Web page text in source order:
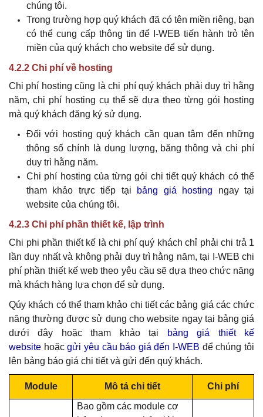
chúng tôi.
Trong trường hợpquý khách đã có tên miền riêng, bạn
có thể cung cấp thông tin để I-WEB tiến hành trỏ tên
miền của quý khách cho website để sử dụng.
4.2.2 Chi phí về hosting
Chi phí hosting cũng là chi phí quý khách phải duy trì hằng
năm, chi phí hosting cụ thể sẽ dựa theo từng gói hosting
mà quý khách đăng ký sử dụng.
Đối với hosting quý khách cần quan tâm đến những
thông số chính là dung lượng, băng thông và chi phí
duy trì hằng năm.
Chi phí hosting của từng gói chi tiếtquý khách có thể
tham khảo trực tiếp tại
bảng giá hosting ngay tại
website của chúng tôi.
4.2.3 Chi phí phần thiết kế, lập trình
Chi phi phần thiết kế là chi phí quý khách chỉ phải chi trả 1
lần duy nhất và không phải duy trì hằng năm, tại I-WEB chi
phí phần thiết kế web theo yêu cầu sẽ dựa theo chức năng
mà khách hàng lựa chọn để sử dụng.
Qúy khách có thể tham khảo chi tiết các bảng giá các chức
năng thường được sử dụng cho website ngay tại bảng giá
dưới đây hoặc tham khảotại
bảng giá thiết kế
website hoặcgửi yêu cầu báo giá đến I-WEB để chúng tôi
lên bảng báo giá chi tiết và gửi đến quý khách.
Module Mô tả chi tiết
Chi phí
Bao gồm các module cơ